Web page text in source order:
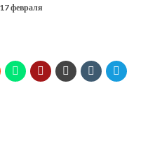
февраля